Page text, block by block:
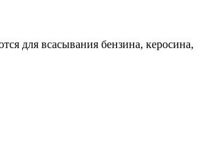
бензина, керосина,